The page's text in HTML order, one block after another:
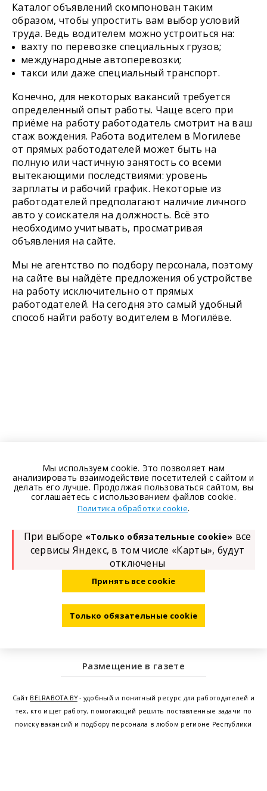
Каталог объявлений скомпонован таким
образом, чтобы упростить вам выбор условий
труда. Ведь водителем можно устроиться на:
вахту по перевозке специальных грузов;
международные автоперевозки;
такси или даже специальный транспорт.
Конечно, для некоторых вакансий требуется
определенный опыт работы. Чаще всего при
приёме на работу работодатель смотрит на ваш
стаж вождения. Работа водителем в Могилеве
от прямых работодателей может быть на
полную или частичную занятость со всеми
вытекающими последствиями: уровень
зарплаты и рабочий график. Некоторые из
работодателей предполагают наличие личного
авто у соискателя на должность. Всё это
необходимо учитывать, просматривая
объявления на сайте.
Мы не агентство по подбору персонала, поэтому
на сайте вы найдёте предложения об устройстве
на работу исключительно от прямых
работодателей. На сегодня это самый удобный
способ найти работу водителем в Могилёве.
Размещение в газете
Сайт BELRABOTA.BY- удобный и понятный ресурс для работодателей и
тех, кто ищет работу, помогающий решить поставленные задачи по
поиску вакансий и подбору персонала в любом регионе Республики
Мы используем cookie. Это позволяет нам
анализировать взаимодействие посетителей с сайтом и
делать его лучше. Продолжая пользоваться сайтом, вы
соглашаетесь с использованием файлов cookie.
Политика обработки cookie.
При выборе «Только обязательные cookie» все
сервисы Яндекс, в том числе «Карты», будут
отключены
Принять все cookie
Только обязательные cookie